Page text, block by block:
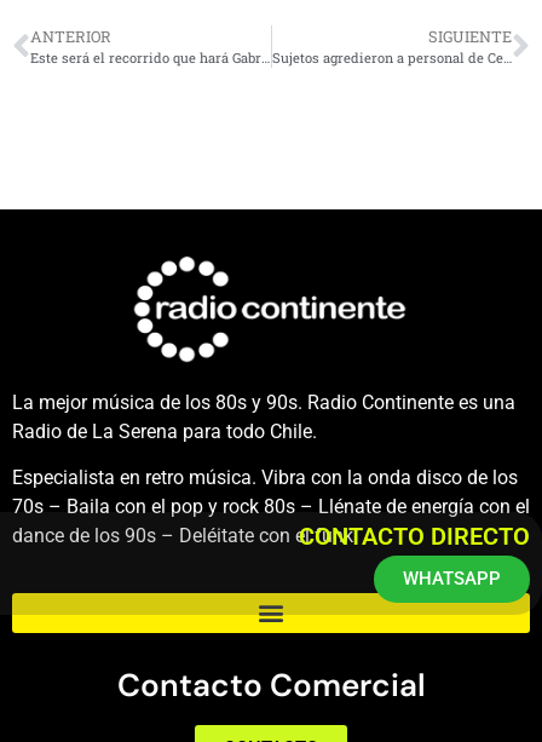
ANTERIOR
Este será el recorrido que hará Gabriel Boric en la Región de Coquimbo
SIGUIENTE
Sujetos agredieron a personal de Cesfam en La Serena: una persona quedó inconsciente
La mejor música de los 80s y 90s. Radio Continente es una
Radio de La Serena para todo Chile.
Especialista en retro música. Vibra con la onda disco de los
70s – Baila con el pop y rock 80s – Llénate de energía con el
dance de los 90s – Deléitate con el funk.
Contacto Comercial
CONTACTO DIRECTO
WHATSAPP